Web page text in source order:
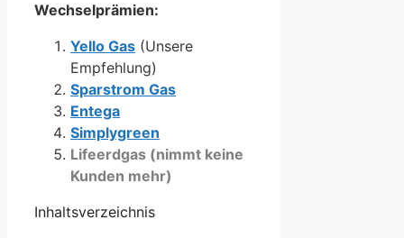
Wechselprämien:
Yello Gas (Unsere
Empfehlung)
Sparstrom Gas
Entega
Simplygreen
Lifeerdgas (nimmt keine
Kunden mehr)
Inhaltsverzeichnis